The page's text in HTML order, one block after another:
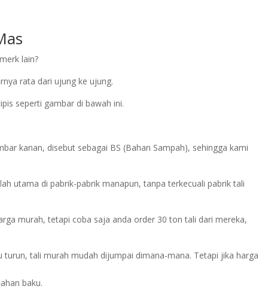
lain?
rata dari ujung ke ujung.
seperti gambar di bawah ini.
kanan, disebut sebagai BS (Bahan Sampah), sehingga kami
utama di pabrik-pabrik manapun, tanpa terkecuali pabrik tali
murah, tetapi coba saja anda order 30 ton tali dari mereka,
tali murah mudah dijumpai dimana-mana. Tetapi jika harga
baku.